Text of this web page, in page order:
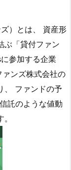
）とは、 資産形
ぶ「貸付ファン
参加する企業
ァンズ株式会社の
、 ファンドの予
託のような値動